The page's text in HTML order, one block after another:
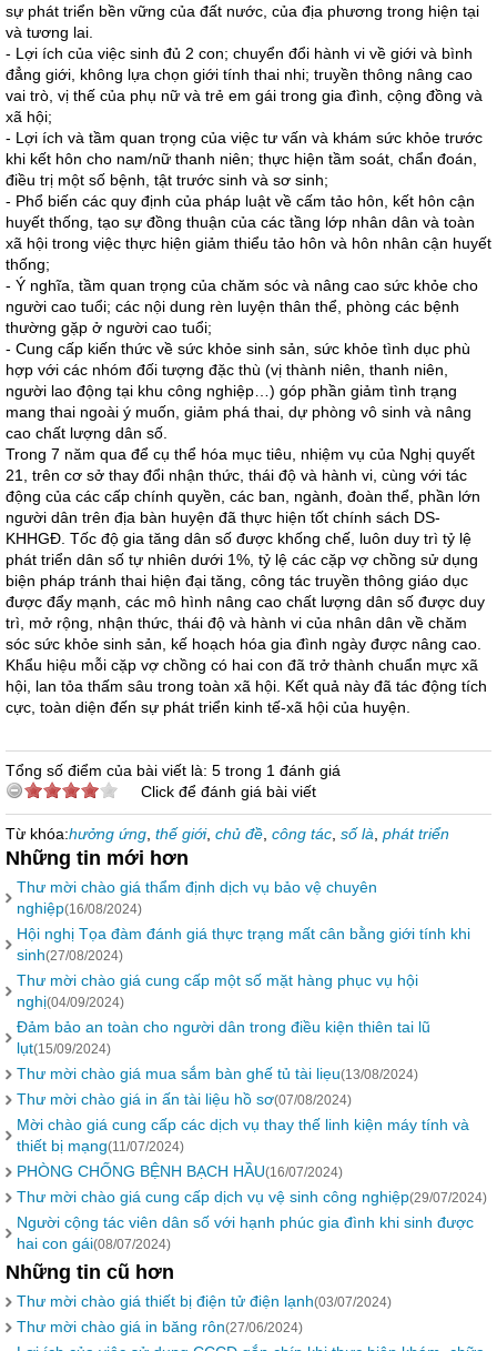
sự phát triển bền vững của đất nước, của địa phương trong hiện tại
và tương lai.
- Lợi ích của việc sinh đủ 2 con; chuyển đổi hành vi về giới và bình
đẳng giới, không lựa chọn giới tính thai nhi; truyền thông nâng cao
vai trò, vị thế của phụ nữ và trẻ em gái trong gia đình, cộng đồng và
xã hội;
- Lợi ích và tầm quan trọng của việc tư vấn và khám sức khỏe trước
khi kết hôn cho nam/nữ thanh niên; thực hiện tầm soát, chẩn đoán,
điều trị một số bệnh, tật trước sinh và sơ sinh;
- Phổ biến các quy định của pháp luật về cấm tảo hôn, kết hôn cận
huyết thống, tạo sự đồng thuận của các tầng lớp nhân dân và toàn
xã hội trong việc thực hiện giảm thiểu tảo hôn và hôn nhân cận huyết
thống;
- Ý nghĩa, tầm quan trọng của chăm sóc và nâng cao sức khỏe cho
người cao tuổi; các nội dung rèn luyện thân thể, phòng các bệnh
thường gặp ở người cao tuổi;
- Cung cấp kiến thức về sức khỏe sinh sản, sức khỏe tình dục phù
hợp với các nhóm đối tượng đặc thù (vị thành niên, thanh niên,
người lao động tại khu công nghiệp…) góp phần giảm tình trạng
mang thai ngoài ý muốn, giảm phá thai, dự phòng vô sinh và nâng
cao chất lượng dân số.
Trong 7 năm qua để cụ thể hóa mục tiêu, nhiệm vụ của Nghị quyết
21, trên cơ sở thay đổi nhận thức, thái độ và hành vi, cùng với tác
động của các cấp chính quyền, các ban, ngành, đoàn thể, phần lớn
người dân trên địa bàn huyện đã thực hiện tốt chính sách DS-
KHHGĐ. Tốc độ gia tăng dân số được khống chế, luôn duy trì tỷ lệ
phát triển dân số tự nhiên dưới 1%, tỷ lệ các cặp vợ chồng sử dụng
biện pháp tránh thai hiện đại tăng, công tác truyền thông giáo dục
được đẩy mạnh, các mô hình nâng cao chất lượng dân số được duy
trì, mở rộng, nhận thức, thái độ và hành vi của nhân dân về chăm
sóc sức khỏe sinh sản, kế hoạch hóa gia đình ngày được nâng cao.
Khẩu hiệu mỗi cặp vợ chồng có hai con đã trở thành chuẩn mực xã
hội, lan tỏa thấm sâu trong toàn xã hội. Kết quả này đã tác động tích
cực, toàn diện đến sự phát triển kinh tế-xã hội của huyện.
Tổng số điểm của bài viết là: 5 trong 1 đánh giá
Click để đánh giá bài viết
Từ khóa:hưởng ứng thế giới, chủ đề công tác số là phát triển
Những tin mới hơn
Thư mời chào giá thẩm định dịch vụ bảo vệ chuyên
nghiệp(16/08/2024)
Hội nghị Tọa đàm đánh giá thực trạng mất cân bằng giới tính khi
sinh(27/08/2024)
Thư mời chào giá cung cấp một số mặt hàng phục vụ hội
nghị(04/09/2024)
Đảm bảo an toàn cho người dân trong điều kiện thiên tai lũ
lụt(15/09/2024)
Thư mời chào giá mua sắm bàn ghế tủ tài liẹu(13/08/2024)
Thư mời chào giá in ấn tài liệu hồ sơ(07/08/2024)
Mời chào giá cung cấp các dịch vụ thay thế linh kiện máy tính và
thiết bị mạng(11/07/2024)
PHÒNG CHỐNG BỆNH BẠCH HẦU(16/07/2024)
Thư mời chào giá cung cấp dịch vụ vệ sinh công nghiệp(29/07/2024)
Người cộng tác viên dân số với hạnh phúc gia đình khi sinh được
hai con gái(08/07/2024)
Những tin cũ hơn
Thư mời chào giá thiết bị điện tử điện lạnh(03/07/2024)
Thư mời chào giá in băng rôn(27/06/2024)